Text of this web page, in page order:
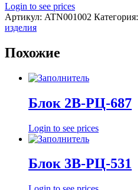
Login to see prices
Артикул: ATN001002 Категория:
изделия
Похожие
Блок 2В-РЦ-687
Login to see prices
Блок 3В-РЦ-531